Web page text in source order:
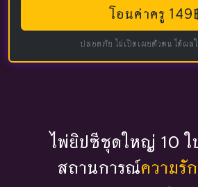
โอนค่าครู 149
ปลอดภัย ไม่เปิดเผยตัวตน ได้ผลใ
ไพ่ยิปซีชุดใหญ่ 10 ใ
สถานการณ์ความรั